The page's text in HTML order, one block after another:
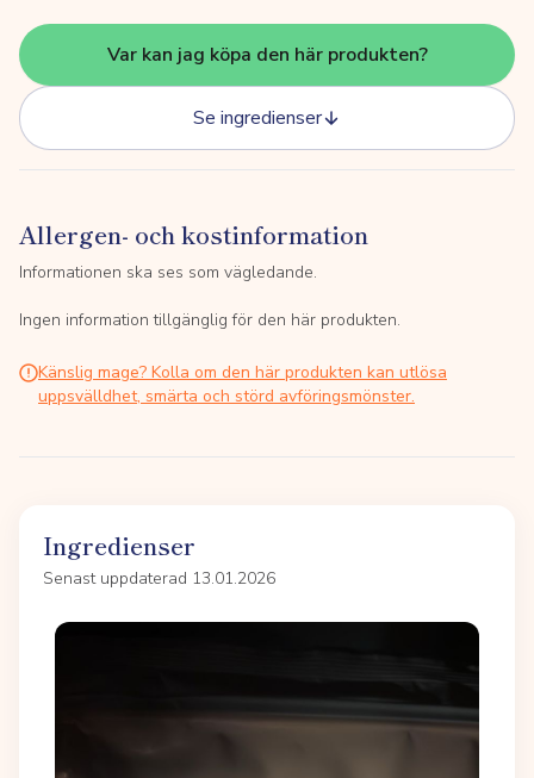
Var kan jag köpa den här produkten?
Se ingredienser
Allergen- och kostinformation
Informationen ska ses som vägledande.
Ingen information tillgänglig för den här produkten.
Känslig mage? Kolla om den här produkten kan utlösa
uppsvälldhet, smärta och störd avföringsmönster.
Ingredienser
Senast uppdaterad 13.01.2026